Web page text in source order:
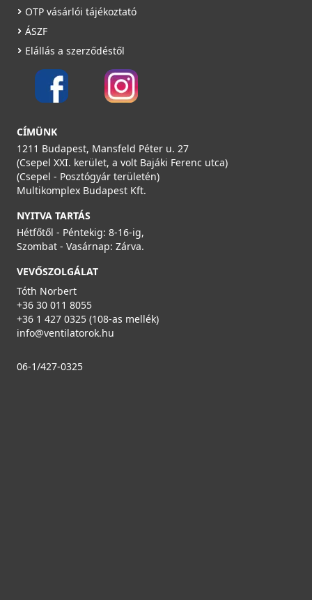
OTP vásárlói tájékoztató
ÁSZF
Elállás a szerződéstől
CÍMÜNK
1211 Budapest, Mansfeld Péter u. 27
(Csepel XXI. kerület, a volt Bajáki Ferenc utca)
(Csepel - Posztógyár területén)
Multikomplex Budapest Kft.
NYITVA TARTÁS
Hétfőtől - Péntekig: 8-16-ig,
Szombat - Vasárnap: Zárva.
VEVŐSZOLGÁLAT
Tóth Norbert
+36 30 011 8055
+36 1 427 0325 (108-as mellék)
info@ventilatorok.hu
06-1/427-0325